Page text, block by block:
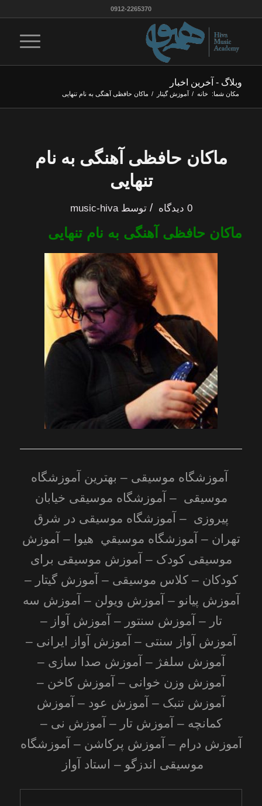
0912-2265370
وبلاگ - آخرین اخبار
مکان شما: خانه / آموزش گیتار / ماکان حافظی آهنگی به نام تنهایی
ماکان حافظی آهنگی به نام
تنهایی
0 دیدگاه / توسطmusic-hiva
ماکان حافظی آهنگی به نام تنهایی
آموزشگاه موسیقی – بهترین آموزشگاه
موسیقی – آموزشگاه موسیقی خیابان
پیروزی – آموزشگاه موسیقی در شرق
تهران – آموزشگاه موسیقي هیوا – آموزش
موسیقی کودک – آموزش موسیقی برای
کودکان – کلاس موسیقی – آموزش گیتار –
آموزش پیانو – آموزش ویولن – آموزش سه
تار – آموزش سنتور – آموزش آواز –
آموزش آواز سنتی – آموزش آواز ایرانی –
آموزش سلفژ – آموزش صدا سازی –
آموزش وزن خوانی – آموزش کاخن –
آموزش تنبک – آموزش عود – آموزش
کمانچه – آموزش تار – آموزش نی –
آموزش درام – آموزش پرکاشن – آموزشگاه
موسیقی اندزگو – استاد آواز